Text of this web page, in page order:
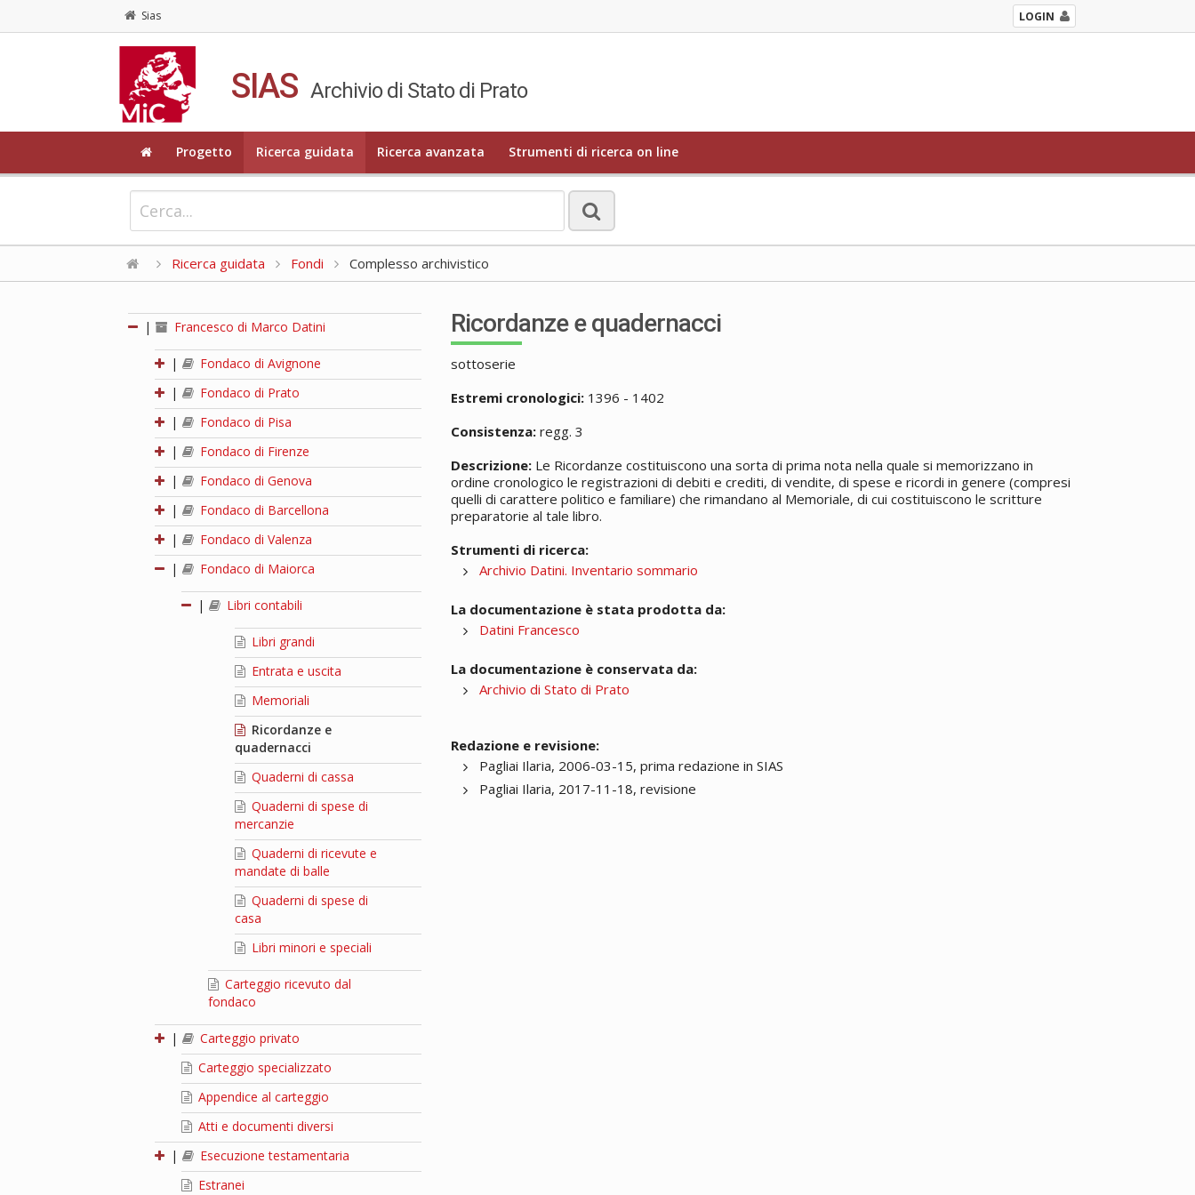
Sias LOGIN
SIAS Archivio di Stato di Prato
Progetto Ricerca guidata Ricerca avanzata Strumenti di ricerca on line
Ricerca guidata Fondi Complesso archivistico
| Francesco di Marco Datini
|
Fondaco di Avignone
|
Fondaco di Prato
|
Fondaco di Pisa
|
Fondaco di Firenze
|
Fondaco di Genova
|
Fondaco di Barcellona
|
Fondaco di Valenza
|
Fondaco di Maiorca
| Libri contabili
Libri grandi
Entrata e uscita
Memoriali
Ricordanze e
quadernacci
Quaderni di cassa
Quaderni di spese di
mercanzie
Quaderni di ricevute e
mandate di balle
Quaderni di spese di
casa
Libri minori e speciali
Carteggio ricevuto dal
fondaco
|
Carteggio privato
Carteggio specializzato
Appendice al carteggio
Atti e documenti diversi
|
Esecuzione testamentaria
Estranei
Ricordanze e quadernacci
sottoserie
Estremi cronologici: 1396 - 1402
Consistenza: regg. 3
Descrizione: Le Ricordanze costituiscono una sorta di prima nota nella quale si memorizzano in
ordine cronologico le registrazioni di debiti e crediti, di vendite, di spese e ricordi in genere (compresi
quelli di carattere politico e familiare) che rimandano al Memoriale, di cui costituiscono le scritture
preparatorie al tale libro.
Strumenti di ricerca:
Archivio Datini. Inventario sommario
La documentazione è stata prodotta da:
Datini Francesco
La documentazione è conservata da:
Archivio di Stato di Prato
Redazione e revisione:
Pagliai Ilaria, 2006-03-15, prima redazione in SIAS
Pagliai Ilaria, 2017-11-18, revisione